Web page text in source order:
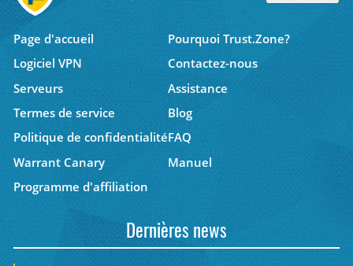
Page d'accueil
Pourquoi Trust.Zone?
Logiciel VPN
Contactez-nous
Serveurs
Assistance
Termes de service
Blog
Politique de confidentialitéFAQ
Warrant Canary
Manuel
Programme d'affiliation
Dernières news